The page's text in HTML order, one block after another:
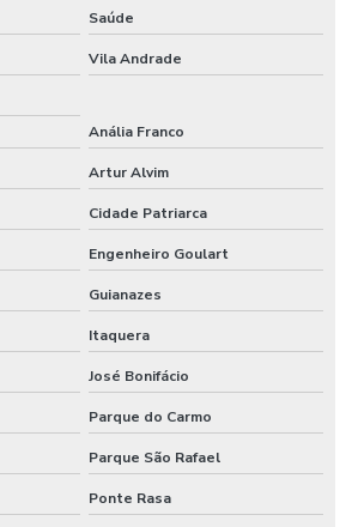
Em Canela Sustentáveis
Em Vários Materiais
Em Material Reciclado Preto
Para Indústria Automotiva
Plástico
De Polietileno
Para Indústria
Saúde
Vila Andrade
Anália Franco
Artur Alvim
Cidade Patriarca
Engenheiro Goulart
Guianazes
Itaquera
José Bonifácio
Parque do Carmo
Parque São Rafael
Ponte Rasa